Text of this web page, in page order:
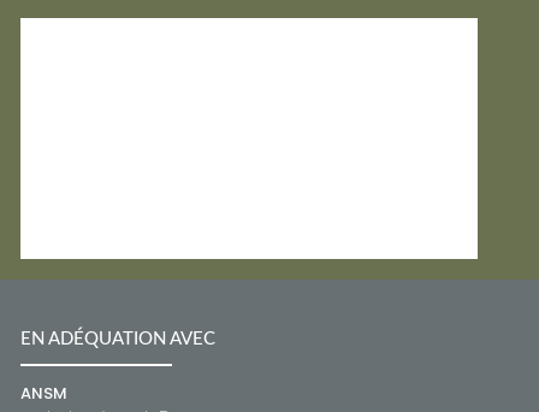
EN ADÉQUATION AVEC
ANSM